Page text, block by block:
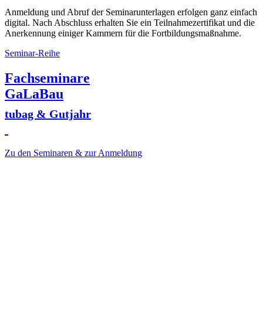
Anmeldung und Abruf der Seminarunterlagen erfolgen ganz einfach
digital. Nach Abschluss erhalten Sie ein Teilnahmezertifikat und die
Anerkennung einiger Kammern für die Fortbildungsmaßnahme.
Seminar-Reihe
Fachseminare
GaLaBau
tubag & Gutjahr
Zu den Seminaren & zur Anmeldung